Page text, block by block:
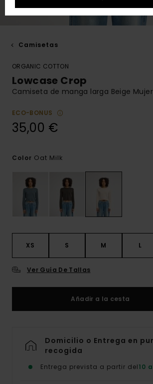
Camisetas
ORGANIC COTTON
Lowcase Crop
Camiseta de manga larga Beige Mujer
ECO-BONUS
35,00 €
Color Oat Milk
XS S M L
Ver Guía De Tallas
Añadir a la cesta
Domicilio o Entrega en
recogida
Entrega prevista a partir del10